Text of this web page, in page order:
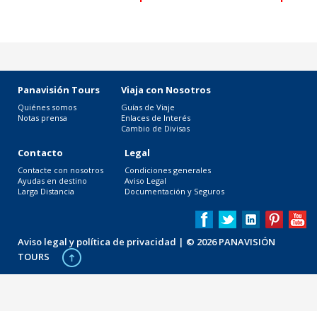
Panavisión Tours
Quiénes somos
Notas prensa
Viaja con Nosotros
Guías de Viaje
Enlaces de Interés
Cambio de Divisas
Contacto
Contacte con nosotros
Ayudas en destino
Larga Distancia
Legal
Condiciones generales
Aviso Legal
Documentación y Seguros
Aviso legal y política de privacidad | © 2026 PANAVISIÓN
TOURS